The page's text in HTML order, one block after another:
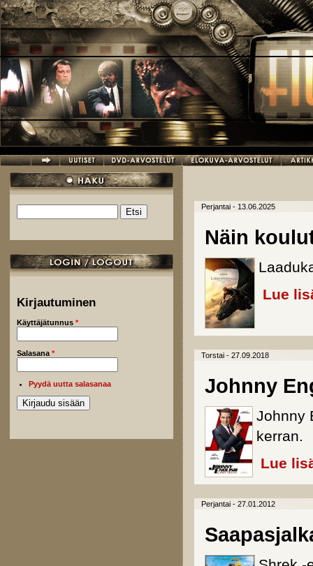
Hyppää pääsisältöön
Hakulomake
Kirjautuminen
Käyttäjätunnus *
Salasana *
Pyydä uutta salasanaa
Perjantai - 13.06.2025
Näin
Lue
Torstai - 27.09.2018
Johnny
Johnny
kerran.
Lue
Perjantai - 27.01.2012